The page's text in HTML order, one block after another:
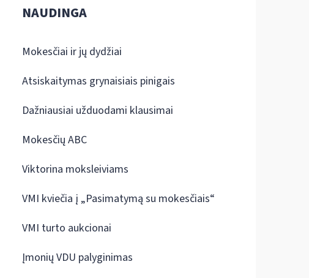
NAUDINGA
Mokesčiai ir jų dydžiai
Atsiskaitymas grynaisiais pinigais
Dažniausiai užduodami klausimai
Mokesčių ABC
Viktorina moksleiviams
VMI kviečia į „Pasimatymą su mokesčiais“
VMI turto aukcionai
Įmonių VDU palyginimas